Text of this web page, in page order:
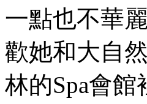
一點也不華
歡她和大自
林的Spa會館